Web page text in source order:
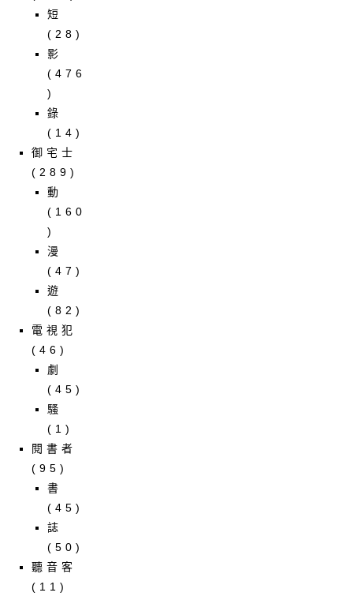
短
(28)
影
(476
)
錄
(14)
御宅士
(289)
動
(160
)
漫
(47)
遊
(82)
電視犯
(46)
劇
(45)
騷
(1)
閱書者
(95)
書
(45)
誌
(50)
聽音客
(11)